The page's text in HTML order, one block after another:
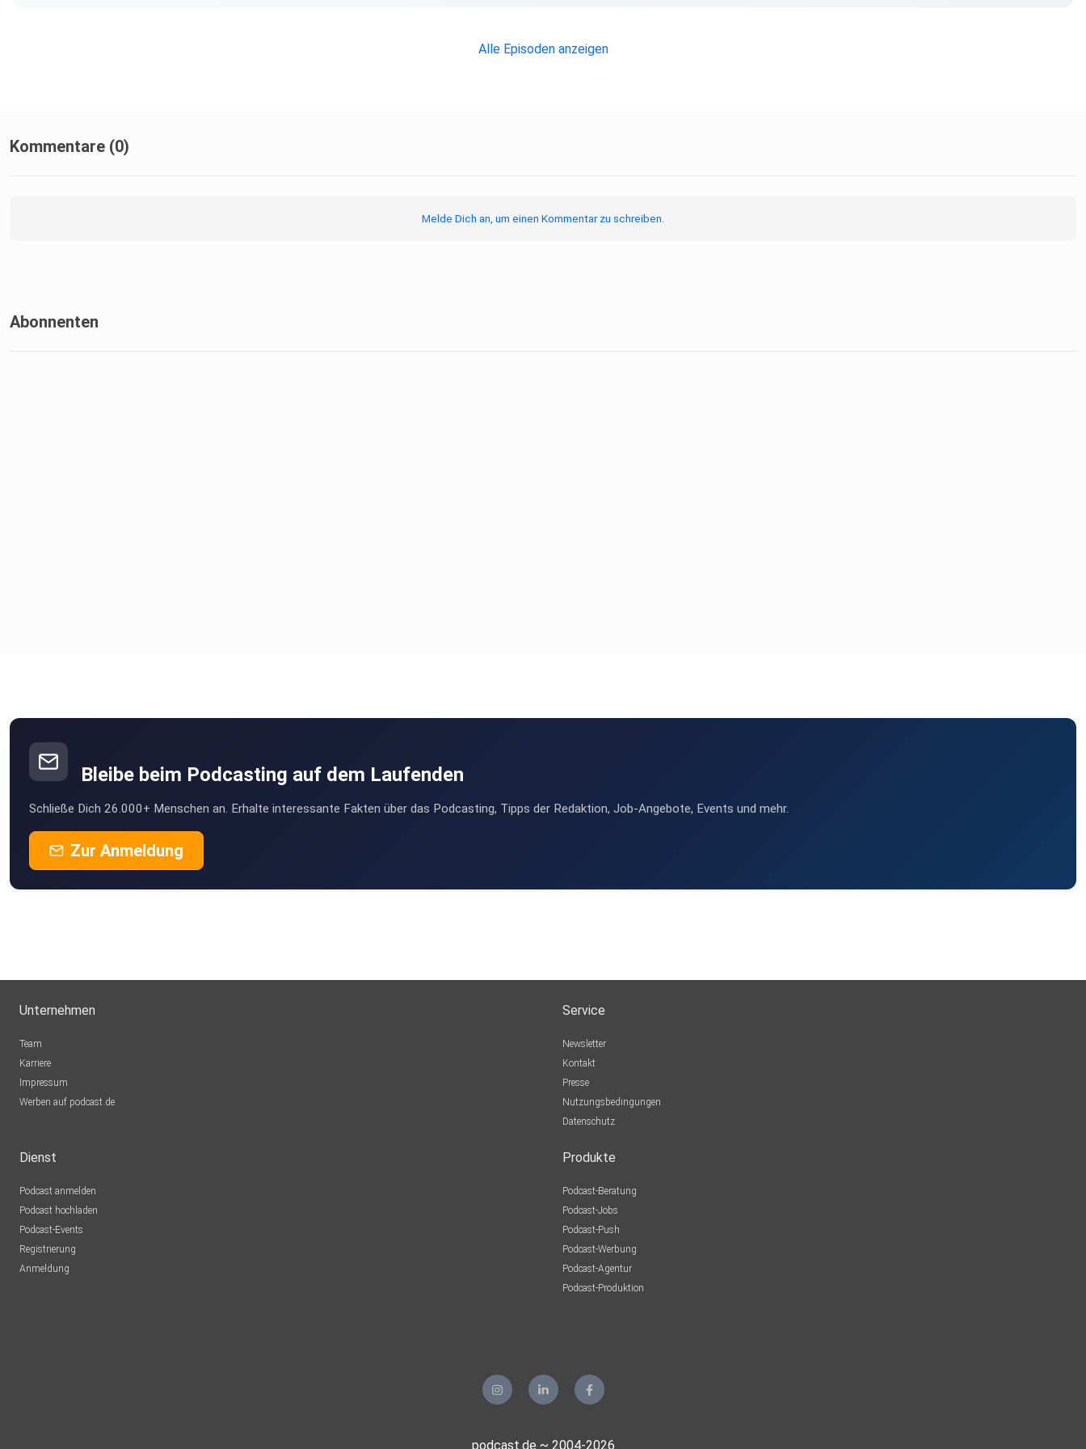
Alle Episoden anzeigen
Kommentare (0)
Melde Dich an, um einen Kommentar zu schreiben.
Abonnenten
Bleibe beim Podcasting auf dem Laufenden
Schließe Dich 26.000+ Menschen an. Erhalte interessante Fakten über das Podcasting, Tipps der Redaktion, Job-Angebote, Events und mehr.
Zur Anmeldung
Unternehmen
Team
Karriere
Impressum
Werben auf podcast.de
Service
Newsletter
Kontakt
Presse
Nutzungsbedingungen
Datenschutz
Dienst
Podcast anmelden
Podcast hochladen
Podcast-Events
Registrierung
Anmeldung
Produkte
Podcast-Beratung
Podcast-Jobs
Podcast-Push
Podcast-Werbung
Podcast-Agentur
Podcast-Produktion
podcast.de ~ 2004-2026